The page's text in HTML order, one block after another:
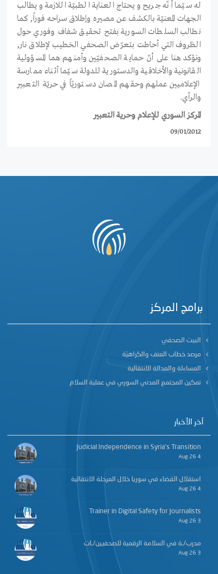
له سيّما أنّه جريح ويحتاج العناية الطبيّة اللازمة ويطالب
الجهات المعنيّة بالكشف عن مصيره وإطلاق سراحه فوراً, كما
نطالب السلطات السورية بفتح تحقيق شفاف وفوري حول
الظروف التي أحاطت بتعرّض الصحفي الخطيب لإطلاق نار,
ونؤكد هنا على أنّ حماية الصحفيّين وأمنهم هما المسؤولية
القانونية والأخلاقية والدستورية للدولة سيّما أثناء ممارسة
الإعلاميين عملهم وحقهم المصان دستوريّاً في حريّة التعبير
والرأي.
المركز السوري للإعلام وحرية التعبير
09/01/2012
برامج المركز
البيت الصحفي
مرصد خطاب العنف والكراهيّة
المساءلة والعدالة الانتقالية
تمكين المجتمع المدني السوري في عملية السلام
آخر الأخبار
Judicial Independence in Syria’s Transition
4 Aug 26
استقلال القضاء في سوريا خلال المرحلة الانتقالية
4 Aug 26
Trainer in Digital Safety for Journalists
3 Aug 26
مدرب/ـة في السلامة الرقمية للصحفيين/ـات
3 Aug 26